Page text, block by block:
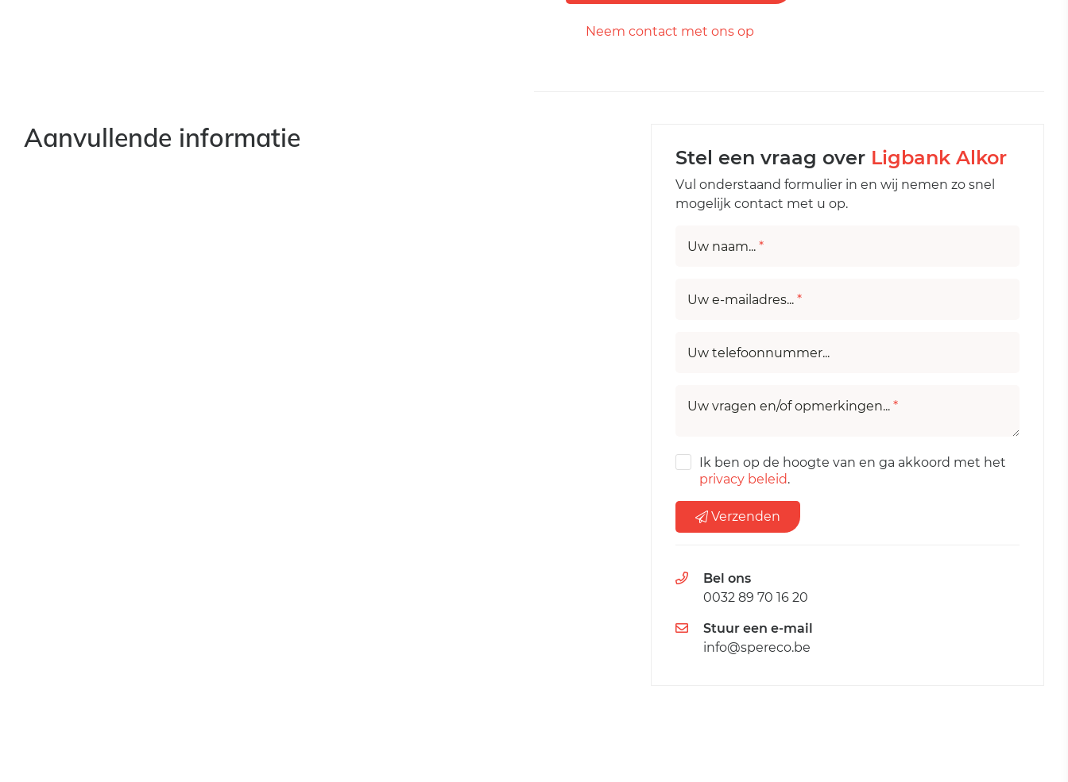
Neem contact met ons op
Aanvullende informatie
Stel een vraag over Ligbank Alkor
Vul onderstaand formulier in en wij nemen zo snel
mogelijk contact met u op.
Uw naam... *
Uw e-mailadres... *
Uw telefoonnummer...
Uw vragen en/of opmerkingen... *
Ik ben op de hoogte van en ga akkoord met het
privacy beleid.
Verzenden
Bel ons
0032 89 70 16 20
Stuur een e-mail
info@spereco.be